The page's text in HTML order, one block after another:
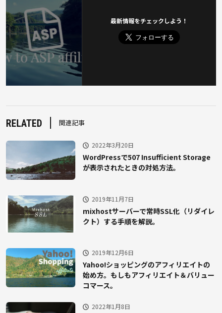
最新情報をチェックしよう！
RELATED 関連記事
2022年3月20日
WordPressで507 Insufficient Storage
が表示されたときの対処方法。
2019年11月7日
mixhostサーバーで常時SSL化（リダイレ
クト）する手順を解説。
2019年12月6日
Yahoo!ショッピングのアフィリエイトの
始め方。もしもアフィリエイト＆バリュー
コマース。
2022年1月8日